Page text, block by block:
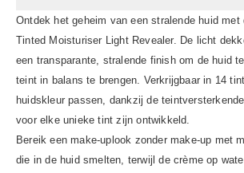
Ontdek het geheim van een stralende huid met
Tinted Moisturiser Light Revealer. De licht
een transparante, stralende finish om de huid
teint in balans te brengen. Verkrijgbaar in 14
huidskleur passen, dankzij de
voor elke unieke tint zijn ontwikkeld.
Bereik een make-uplook zonder make-up met
die in de huid smelten, terwijl de crème op